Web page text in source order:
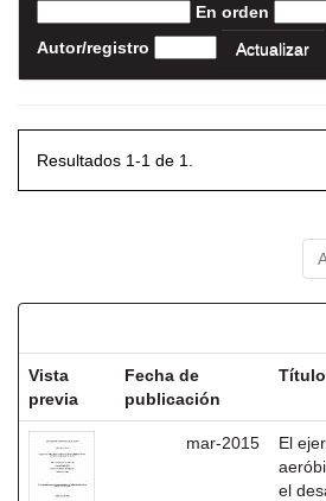
En orden
Autor/registro
Resultados 1-1 de 1.
Vista
previa
Fecha de
publicación
Título
mar-2015
El
el